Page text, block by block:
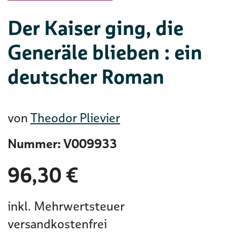
Der Kaiser ging, die
Generäle blieben : ein
deutscher Roman
vonTheodor Plievier
Nummer: V009933
96,30 €
inkl. Mehrwertsteuer
versandkostenfrei